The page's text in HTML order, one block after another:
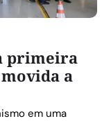
primeira
a
em uma